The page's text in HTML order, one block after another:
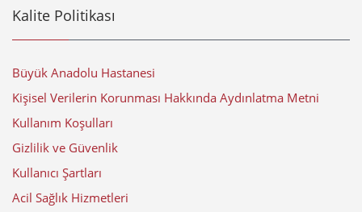
Kalite Politikası
Büyük Anadolu Hastanesi
Kişisel Verilerin Korunması Hakkında Aydınlatma Metni
Kullanım Koşulları
Gizlilik ve Güvenlik
Kullanıcı Şartları
Acil Sağlık Hizmetleri